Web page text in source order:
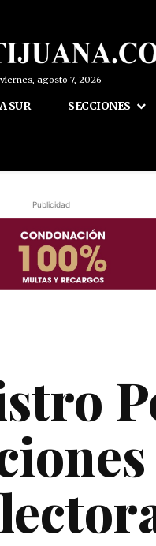
viernes, agosto 7, 2026
SUR SECCIONES
Publicidad